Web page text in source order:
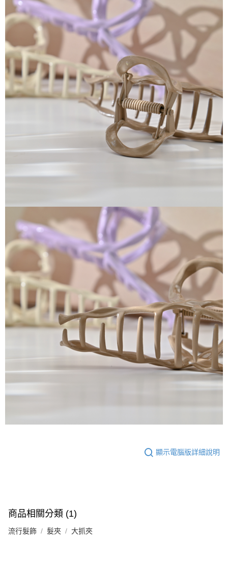
顯示電腦版詳細說明
商品相關分類 (1)
流行髮飾 髮夾 大抓夾